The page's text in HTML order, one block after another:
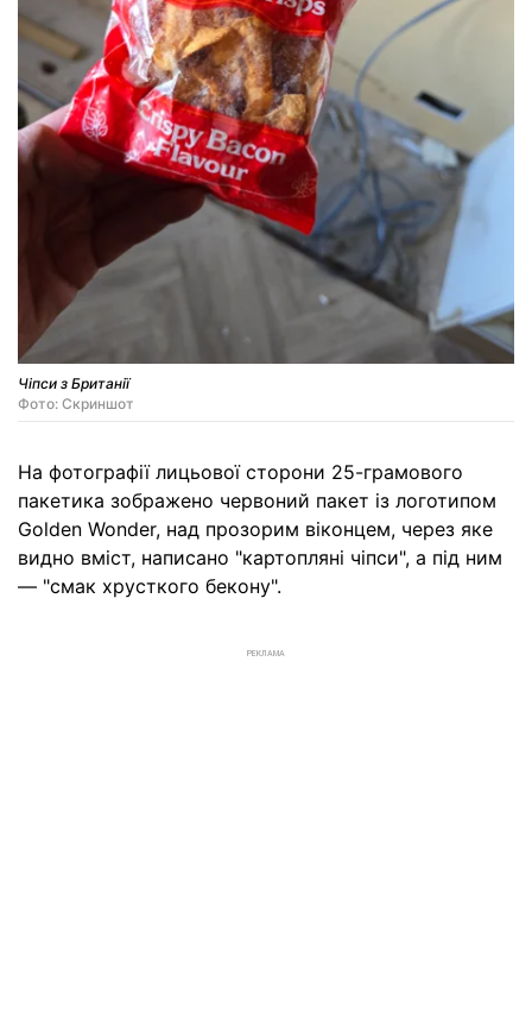
Чіпси з Британії
Фото: Скриншот
На фотографії лицьової сторони 25-грамового
пакетика зображено червоний пакет із логотипом
Golden Wonder, над прозорим віконцем, через яке
видно вміст, написано "картопляні чіпси", а під ним
— "смак хрусткого бекону".
РЕКЛАМА